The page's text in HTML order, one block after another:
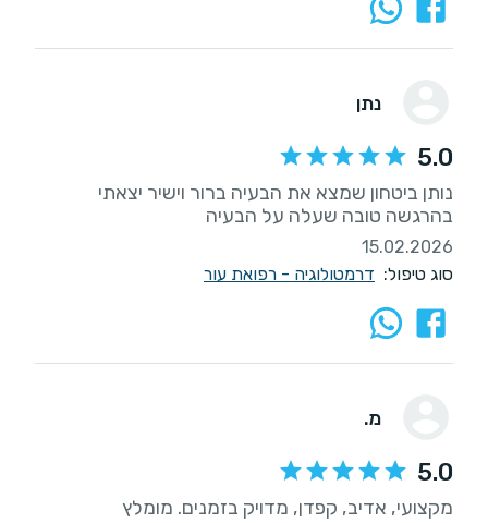
נתן
5.0
נותן ביטחון שמצא את הבעיה ברור וישיר יצאתי
בהרגשה טובה שעלה על הבעיה
15.02.2026
סוג טיפול: דרמטולוגיה - רפואת עור
מ.
5.0
מקצועי, אדיב, קפדן, מדויק בזמנים. מומלץ